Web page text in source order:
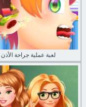
لعبة عملية جراحة الأذن